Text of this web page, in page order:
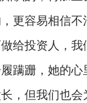
更容易相信
给投资人，
蹒跚，她的
，但我们也